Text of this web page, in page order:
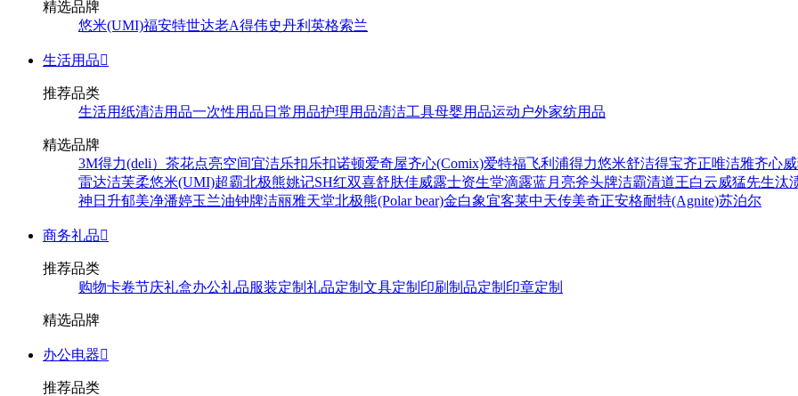
精选品牌
悠米(UMI)福安特世达老A得伟史丹利 英格索兰
生活用品
推荐品类
生活用纸清洁用品一次性用品 日常用品护理用品清洁工具母婴用品运动户外家纺用品
精选品牌
3M得力(deli） 茶花点亮空间宜洁乐扣乐扣诺顿爱奇屋齐心(Comix)爱特福飞利浦得力悠米舒洁得宝齐正唯洁雅齐心
雷达洁芙柔悠米(UMI)超霸北极熊姚记SH红双喜舒肤佳威露士资生堂滴露蓝月亮斧头牌洁霸清道王白云威猛先生汰
神 日升郁美净潘婷玉兰油钟牌洁丽雅天堂北极熊(Polar bear)金白象宜客莱中天传美奇正安格耐特(Agnite)苏泊尔
商务礼品
推荐品类
购物卡卷节庆礼盒办公礼品服装定制 礼品定制 文具定制 印刷制品定制 印章定制
精选品牌
办公电器
推荐品类